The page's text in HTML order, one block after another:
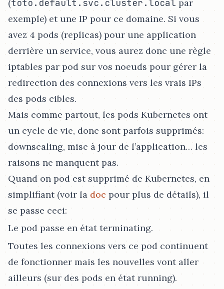
(toto.default.svc.cluster.local par
exemple) et une IP pour ce domaine. Si vous
avez 4 pods (replicas) pour une application
derrière un service, vous aurez donc une règle
iptables par pod sur vos noeuds pour gérer la
redirection des connexions vers les vrais IPs
des pods cibles.
Mais comme partout, les pods Kubernetes ont
un cycle de vie, donc sont parfois supprimés:
downscaling, mise à jour de l’application…​ les
raisons ne manquent pas.
Quand on pod est supprimé de Kubernetes, en
simplifiant (voir la doc pour plus de détails), il
se passe ceci:
Le pod passe en état terminating.
Toutes les connexions vers ce pod continuent
de fonctionner mais les nouvelles vont aller
ailleurs (sur des pods en état running).